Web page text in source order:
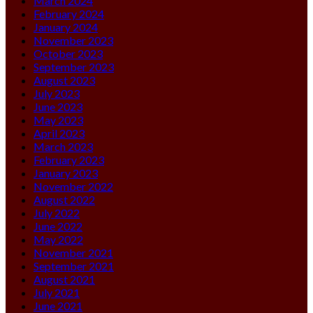
February 2024
January 2024
November 2023
October 2023
September 2023
August 2023
July 2023
June 2023
May 2023
April 2023
March 2023
February 2023
January 2023
November 2022
August 2022
July 2022
June 2022
May 2022
November 2021
September 2021
August 2021
July 2021
June 2021